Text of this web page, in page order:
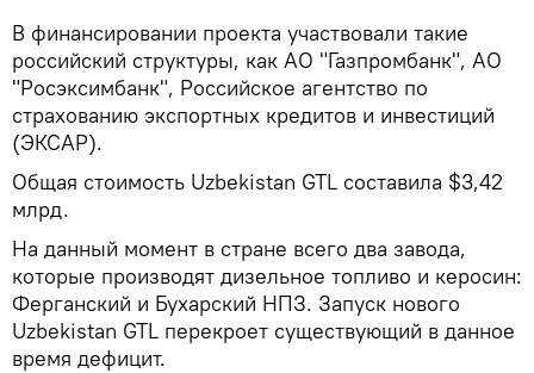
В финансировании проекта участвовали такие
российский структуры, как АО "Газпромбанк", АО
"Росэксимбанк", Российское агентство по
страхованию экспортных кредитов и инвестиций
(ЭКСАР).
Общая стоимость Uzbekistan GTL составила $3,42
млрд.
На данный момент в стране всего два завода,
которые производят дизельное топливо и керосин:
Ферганский и Бухарский НПЗ. Запуск нового
Uzbekistan GTL перекроет существующий в данное
время дефицит.